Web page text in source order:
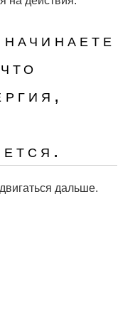
дальше.